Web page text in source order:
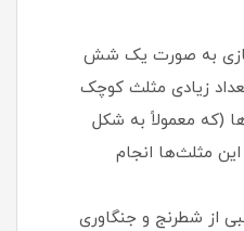
به صورت یک شش
زیادی مثلث کوچک
(که معمولاً به شکل
مثلث‌ها انجام
از شطرنج و جنگاوری